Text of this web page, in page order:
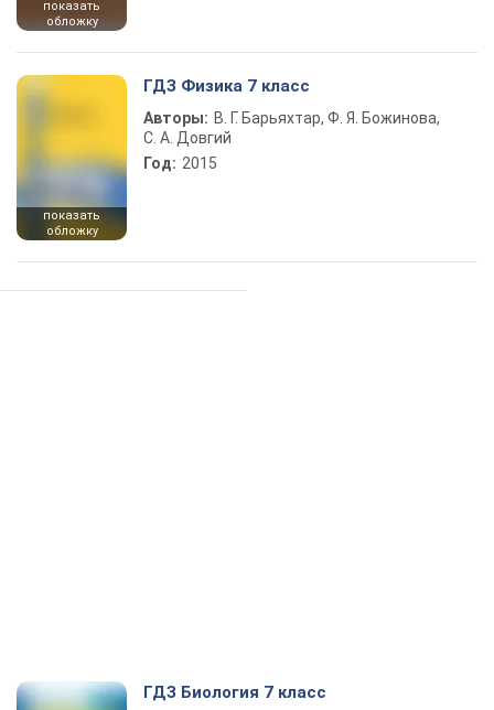
показать
обложку
показать
обложку
ГДЗ Физика 7 класс
Авторы: В. Г. Барьяхтар, Ф. Я. Божинова,
С. А. Довгий
Год: 2015
ГДЗ Биология 7 класс